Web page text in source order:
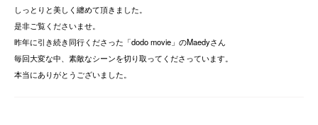
しっとりと美しく纏めて頂きました。
是非ご覧くださいませ。
昨年に引き続き同行くださった「dodo movie」のMaedyさん
毎回大変な中、素敵なシーンを切り取ってくださっています。
本当にありがとうございました。